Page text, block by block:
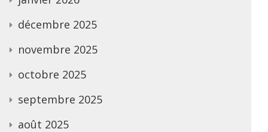
décembre 2025
novembre 2025
octobre 2025
septembre 2025
août 2025